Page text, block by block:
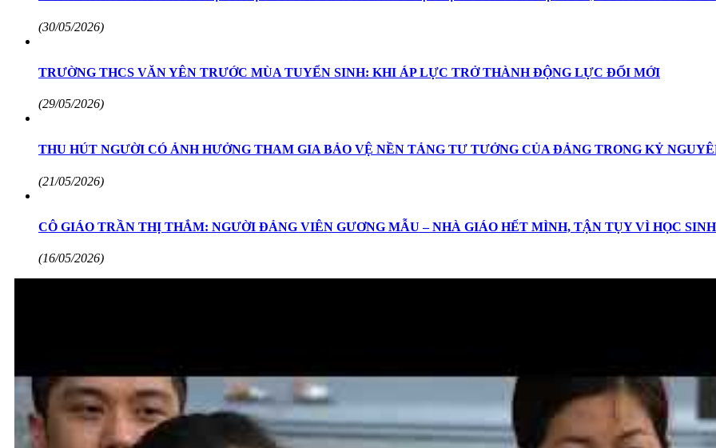
(30/05/2026)
TRƯỜNG THCS VĂN YÊN TRƯỚC MÙA TUYỂN SINH: KHI ÁP LỰC TRỞ THÀNH ĐỘNG LỰC ĐỔI MỚI
(29/05/2026)
THU HÚT NGƯỜI CÓ ẢNH HƯỞNG THAM GIA BẢO VỆ NỀN TẢNG TƯ TƯỞNG CỦA ĐẢNG TRONG KỶ
(21/05/2026)
CÔ GIÁO TRẦN THỊ THẮM: NGƯỜI ĐẢNG VIÊN GƯƠNG MẪU – NHÀ GIÁO HẾT MÌNH, TẬN TỤY VÌ HỌC SINH
(16/05/2026)